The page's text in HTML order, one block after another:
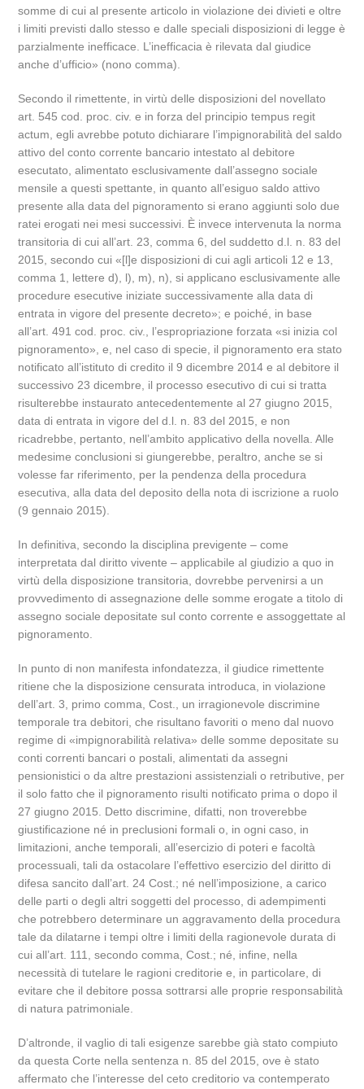
somme di cui al presente articolo in violazione dei divieti e oltre
i limiti previsti dallo stesso e dalle speciali disposizioni di legge è
parzialmente inefficace. L’inefficacia è rilevata dal giudice
anche d’ufficio» (nono comma).
Secondo il rimettente, in virtù delle disposizioni del novellato
art. 545 cod. proc. civ. e in forza del principio tempus regit
actum, egli avrebbe potuto dichiarare l’impignorabilità del saldo
attivo del conto corrente bancario intestato al debitore
esecutato, alimentato esclusivamente dall’assegno sociale
mensile a questi spettante, in quanto all’esiguo saldo attivo
presente alla data del pignoramento si erano aggiunti solo due
ratei erogati nei mesi successivi. È invece intervenuta la norma
transitoria di cui all’art. 23, comma 6, del suddetto d.l. n. 83 del
2015, secondo cui «[l]e disposizioni di cui agli articoli 12 e 13,
comma 1, lettere d), l), m), n), si applicano esclusivamente alle
procedure esecutive iniziate successivamente alla data di
entrata in vigore del presente decreto»; e poiché, in base
all’art. 491 cod. proc. civ., l’espropriazione forzata «si inizia col
pignoramento», e, nel caso di specie, il pignoramento era stato
notificato all’istituto di credito il 9 dicembre 2014 e al debitore il
successivo 23 dicembre, il processo esecutivo di cui si tratta
risulterebbe instaurato antecedentemente al 27 giugno 2015,
data di entrata in vigore del d.l. n. 83 del 2015, e non
ricadrebbe, pertanto, nell’ambito applicativo della novella. Alle
medesime conclusioni si giungerebbe, peraltro, anche se si
volesse far riferimento, per la pendenza della procedura
esecutiva, alla data del deposito della nota di iscrizione a ruolo
(9 gennaio 2015).
In definitiva, secondo la disciplina previgente ‒ come
interpretata dal diritto vivente ‒ applicabile al giudizio a quo in
virtù della disposizione transitoria, dovrebbe pervenirsi a un
provvedimento di assegnazione delle somme erogate a titolo di
assegno sociale depositate sul conto corrente e assoggettate al
pignoramento.
In punto di non manifesta infondatezza, il giudice rimettente
ritiene che la disposizione censurata introduca, in violazione
dell’art. 3, primo comma, Cost., un irragionevole discrimine
temporale tra debitori, che risultano favoriti o meno dal nuovo
regime di «impignorabilità relativa» delle somme depositate su
conti correnti bancari o postali, alimentati da assegni
pensionistici o da altre prestazioni assistenziali o retributive, per
il solo fatto che il pignoramento risulti notificato prima o dopo il
27 giugno 2015. Detto discrimine, difatti, non troverebbe
giustificazione né in preclusioni formali o, in ogni caso, in
limitazioni, anche temporali, all’esercizio di poteri e facoltà
processuali, tali da ostacolare l’effettivo esercizio del diritto di
difesa sancito dall’art. 24 Cost.; né nell’imposizione, a carico
delle parti o degli altri soggetti del processo, di adempimenti
che potrebbero determinare un aggravamento della procedura
tale da dilatarne i tempi oltre i limiti della ragionevole durata di
cui all’art. 111, secondo comma, Cost.; né, infine, nella
necessità di tutelare le ragioni creditorie e, in particolare, di
evitare che il debitore possa sottrarsi alle proprie responsabilità
di natura patrimoniale.
D’altronde, il vaglio di tali esigenze sarebbe già stato compiuto
da questa Corte nella sentenza n. 85 del 2015, ove è stato
affermato che l’interesse del ceto creditorio va contemperato